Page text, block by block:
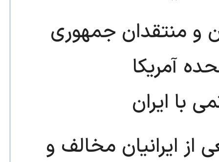
و منتقدان جمهوری
آمریکا
با ایران
از ایرانیان مخالف و